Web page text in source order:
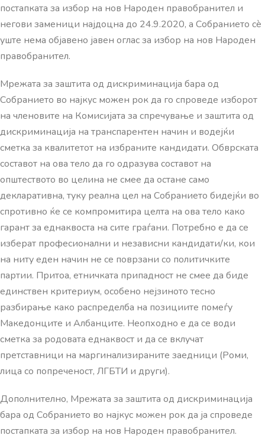
постапката за избор на нов Народен правобранител и
негови заменици најдоцна до 24.9.2020, а Собранието сѐ
уште нема објавено јавен оглас за избор на нов Народен
правобранител.
Мрежата за заштита од дискриминација бара од
Собранието во најкус можен рок да го спроведе изборот
на членовите на Комисијата за спречување и заштита од
дискриминација на транспарентен начин и водејќи
сметка за квалитетот на избраните кандидати. Обврската
составот на ова тело да го одразува составот на
општеството во целина не смее да остане само
декларативна, туку реална цел на Собранието бидејќи во
спротивно ќе се компромитира целта на ова тело како
гарант за еднаквоста на сите граѓани. Потребно е да се
изберат професионални и независни кандидати/ки, кои
на ниту еден начин не се поврзани со политичките
партии. Притоа, етничката припадност не смее да биде
единствен критериум, особено нејзиното тесно
разбирање како распределба на позициите помеѓу
Македонците и Албанците. Неопходно е да се води
сметка за родовата еднаквост и да се вклучат
претставници на маргинализираните заедници (Роми,
лица со попреченост, ЛГБТИ и други).
Дополнително, Мрежата за заштита од дискриминација
бара од Собранието во најкус можен рок да ја спроведе
постапката за избор на нов Народен правобранител.